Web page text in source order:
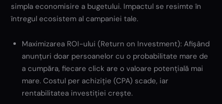
simpla economisire a bugetului. Impactul se resimte în
întregul ecosistem al campaniei tale.
Maximizarea ROI-ului (Return on Investment): Afișând
anunțuri doar persoanelor cu o probabilitate mare de
a cumpăra, fiecare click are o valoare potențială mai
mare. Costul per achiziție (CPA) scade, iar
rentabilitatea investiției crește.